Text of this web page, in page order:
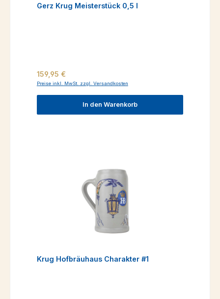
Gerz Krug Meisterstück 0,5 l
Regulärer Preis:
159,95 €
Preise inkl. MwSt. zzgl. Versandkosten
In den Warenkorb
Krug Hofbräuhaus Charakter #1